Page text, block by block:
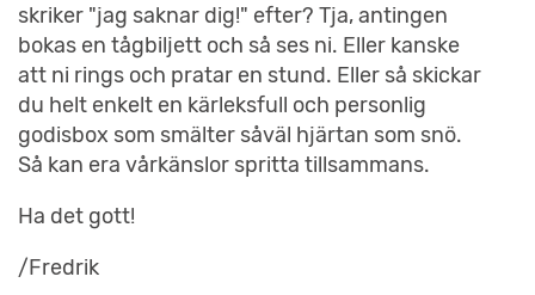
skriker "jag saknar dig!" efter? Tja, antingen
bokas en tågbiljett och så ses ni. Eller kanske
att ni rings och pratar en stund. Eller så skickar
du helt enkelt en kärleksfull och personlig
godisbox som smälter såväl hjärtan som snö.
Så kan era vårkänslor spritta tillsammans.
Ha det gott!
/Fredrik